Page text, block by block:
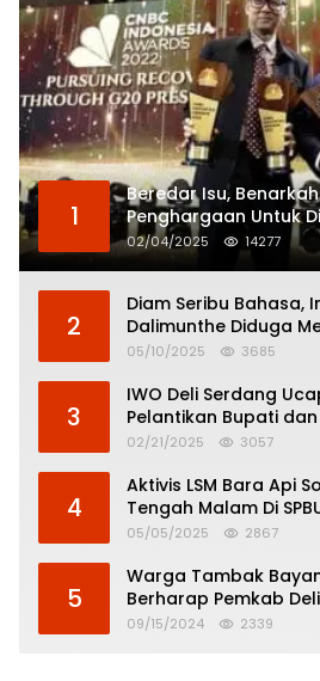
1
Beredar Isu,
Penghargaan Untuk
02/04/2025 14277
2
Diam Seribu Bahasa,
Dalimunthe Diduga
Pertanggungjawaban
05/10/2025 3685
3
IWO Deli Serdang
Pelantikan Bupati
Serdang
02/21/2025 3057
4
Aktivis LSM Bara Api
Tengah Malam Di
Tinggi
05/05/2025 2867
5
Warga Tambak
Berharap Pemkab
Banjir
09/15/2024 2339